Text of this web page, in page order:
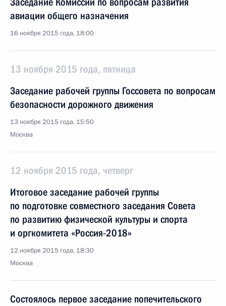
авиации общего назначения
16 ноября 2015 года, 18:00
13 ноября 2015 года, пятница
Заседание рабочей группы Госсовета по вопросам
безопасности дорожного движения
13 ноября 2015 года, 15:50
Москва
12 ноября 2015 года, четверг
Итоговое заседание рабочей группы
по подготовке совместного заседания Совета
по развитию физической культуры и спорта
и оргкомитета «Россия-2018»
12 ноября 2015 года, 18:30
Москва
Состоялось первое заседание попечительского